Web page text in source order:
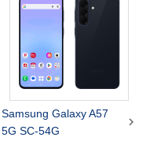
Samsung Galaxy A57
5G SC-54G
